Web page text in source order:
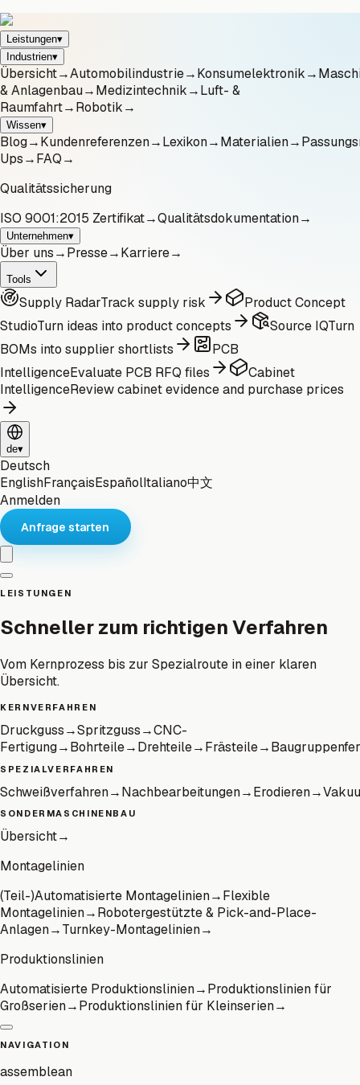
Leistungen▾
Industrien▾
Übersicht→Automobilindustrie→Konsumelektronik→
& Anlagenbau→Medizintechnik→Luft- &
Raumfahrt→Robotik→
Wissen▾
Blog→Kundenreferenzen→Lexikon→Materialien→
Ups→FAQ→
Qualitätssicherung
ISO 9001:2015 Zertifikat→Qualitätsdokumentation→
Unternehmen▾
Über uns→Presse→Karriere→
Tools
Supply RadarTrack supply risk
Product Concept
StudioTurn ideas into product concepts Source IQTurn
BOMs into supplier shortlists
PCB
IntelligenceEvaluate PCB RFQ files
Cabinet
IntelligenceReview cabinet evidence and purchase prices
de▾
Deutsch
EnglishFrançaisEspañolItaliano中文
Anmelden
Anfrage starten
LEISTUNGEN
Schneller zum richtigen Verfahren
Vom Kernprozess bis zur Spezialroute in einer klaren
Übersicht.
KERNVERFAHREN
Druckguss→Spritzguss→CNC-
Fertigung→Bohrteile→Drehteile→Frästeile→
SPEZIALVERFAHREN
Schweißverfahren→Nachbearbeitungen→Erodieren→
SONDERMASCHINENBAU
Übersicht→
Montagelinien
(Teil-)Automatisierte Montagelinien→Flexible
Montagelinien→Robotergestützte & Pick-and-Place-
Anlagen→Turnkey-Montagelinien→
Produktionslinien
Automatisierte Produktionslinien→Produktionslinien für
Großserien→Produktionslinien für Kleinserien→
NAVIGATION
assemblean